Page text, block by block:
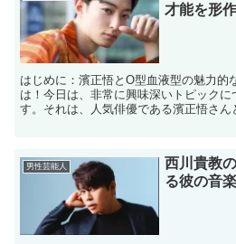
才能を形
はじめに：濱正悟とO型血液型の魅力的
は！今日は、非常に興味深いトピックに
す。それは、人気俳優である濱正悟さん
男性芸能人
西川貴教
る彼の音